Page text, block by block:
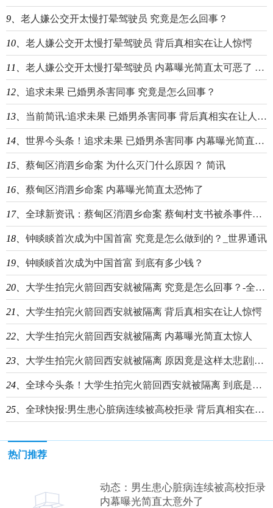
9、 老人嫌公交开太慢打晕驾驶员 究竟是怎么回事？
10、 老人嫌公交开太慢打晕驾驶员 背后真相实在让人惊愕
11、 老人嫌公交开太慢打晕驾驶员 内幕曝光简直太可恶了 每日资讯
12、 追求未果 已婚男杀害同事 究竟是怎么回事？
13、 当前简讯:追求未果 已婚男杀害同事 背后真相实在让人惊愕
14、 世界今头条！追求未果 已婚男杀害同事 内幕曝光简直太惊人
15、 蔡甸区消泗乡命案 为什么灭门什么原因？ 简讯
16、 蔡甸区消泗乡命案 内幕曝光简直太恐怖了
17、 全球新资讯：蔡甸区消泗乡命案 蔡甸村支书被杀事件始末2021最新消息进展
18、 钟睒睒首次成为中国首富 究竟是怎么做到的？_世界通讯
19、 钟睒睒首次成为中国首富 到底有多少钱？
20、 大学生拍完火箭回西安就被隔离 究竟是怎么回事？-全球热头条
21、 大学生拍完火箭回西安就被隔离 背后真相实在让人惊愕
22、 大学生拍完火箭回西安就被隔离 内幕曝光简直太惊人
23、 大学生拍完火箭回西安就被隔离 原因竟是这样太悲剧|世界时讯
24、 全球今头条！大学生拍完火箭回西安就被隔离 到底是什么情况？
25、 全球快报:男生患心脏病连续被高校拒录 背后真相实在让人惊愕
热门推荐
动态：男生患心脏病连续被高校拒录
内幕曝光简直太意外了